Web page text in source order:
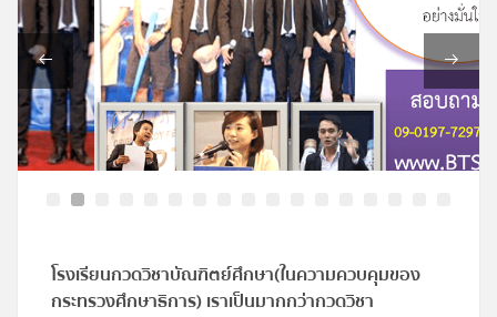
อื่นๆ
โปรไฟล์
ข่าวสาร
ลงทะเบียน
เข้าสู่ระบบ
โรงเรียนกวดวิชาบัณฑิตย์ศึกษา(ในความควบคุมของ
กระทรวงศึกษาธิการ) เราเป็นมากกว่ากวดวิชา